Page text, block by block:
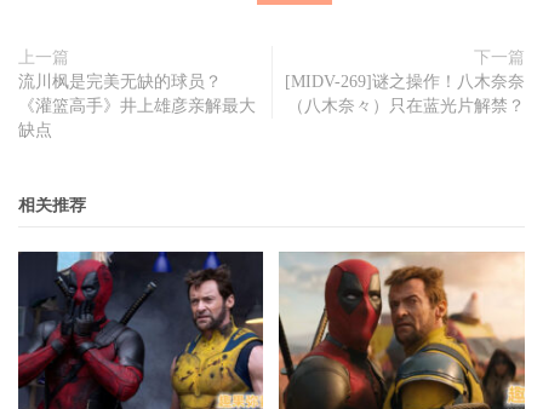
休杰克曼提到其实与他在现实生活中跟父亲的关系有关：我
母亲在我8岁时过世，我们是我父亲一手带大的。我们的关
系很好，能去看一场7小时的板球赛，纵使只聊了20分钟，
也能很自在地坐在彼此身边。影响他一生的父亲，在过去12
上一篇
流川枫是完美无缺的球员？
《灌篮高手》井上雄彦亲解最大
缺点
下一篇
[MIDV-269]谜之操作！八木奈奈
（八木奈々）只在蓝光片解禁？
相关推荐